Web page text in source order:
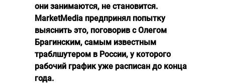
они занимаются, не становится.
MarketMedia предпринял попытку
выяснить это, поговорив с Олегом
Брагинским, самым известным
траблшутером в России, у которого
рабочий график уже расписан до конца
года.